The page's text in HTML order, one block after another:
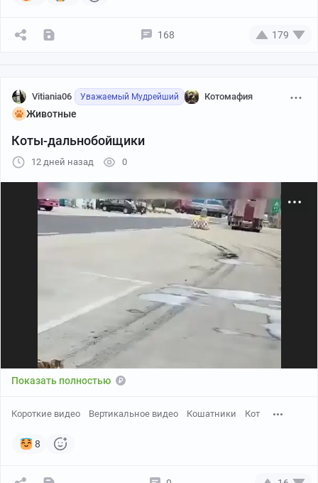
168 179
Vitiania06 Уважаемый Мудрейший Котомафия
Животные
Коты-дальнобойщики
12 дней назад 0
Показать полностью
Короткие видео Вертикальное видео Кошатники Кот
8